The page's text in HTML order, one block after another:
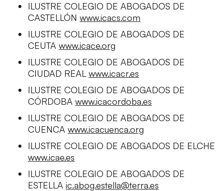
ILUSTRE COLEGIO DE ABOGADOS DE
CASTELLÓN www.icacs.com
ILUSTRE COLEGIO DE ABOGADOS DE
CEUTA www.icace.org
ILUSTRE COLEGIO DE ABOGADOS DE
CIUDAD REAL www.icacr.es
ILUSTRE COLEGIO DE ABOGADOS DE
CÓRDOBA www.icacordoba.es
ILUSTRE COLEGIO DE ABOGADOS DE
CUENCA www.icacuenca.org
ILUSTRE COLEGIO DE ABOGADOS DE ELCHE
www.icae.es
ILUSTRE COLEGIO DE ABOGADOS DE
ESTELLA ic.abog.estella@terra.es